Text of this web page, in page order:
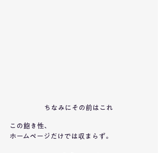
ちなみにその前はこれ
この飽き性、
ホームページだけでは収まらず。